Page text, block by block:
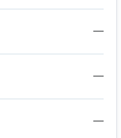
—
—
—